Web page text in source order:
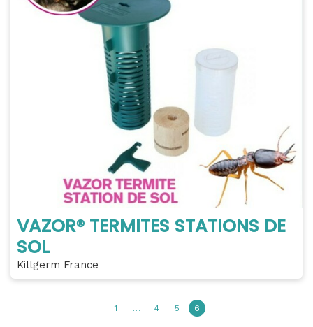
VAZOR® TERMITES STATIONS DE
SOL
Killgerm France
1 … 4 5 6